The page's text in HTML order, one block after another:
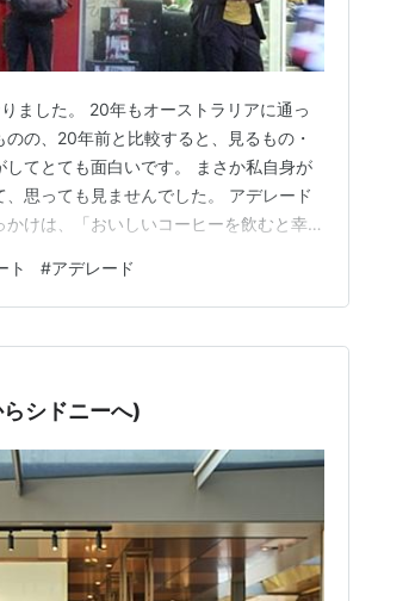
ました。 20年もオーストラリアに通っ
の、20年前と比較すると、見るもの・
てとても面白いです。 まさか私自身が
思っても見ませんでした。 アデレード
けは、「おいしいコーヒーを飲むと幸せ
あり、仕事で出先の合間に、古くはド
リーズを…
ト #アデレード
シドニーへ)